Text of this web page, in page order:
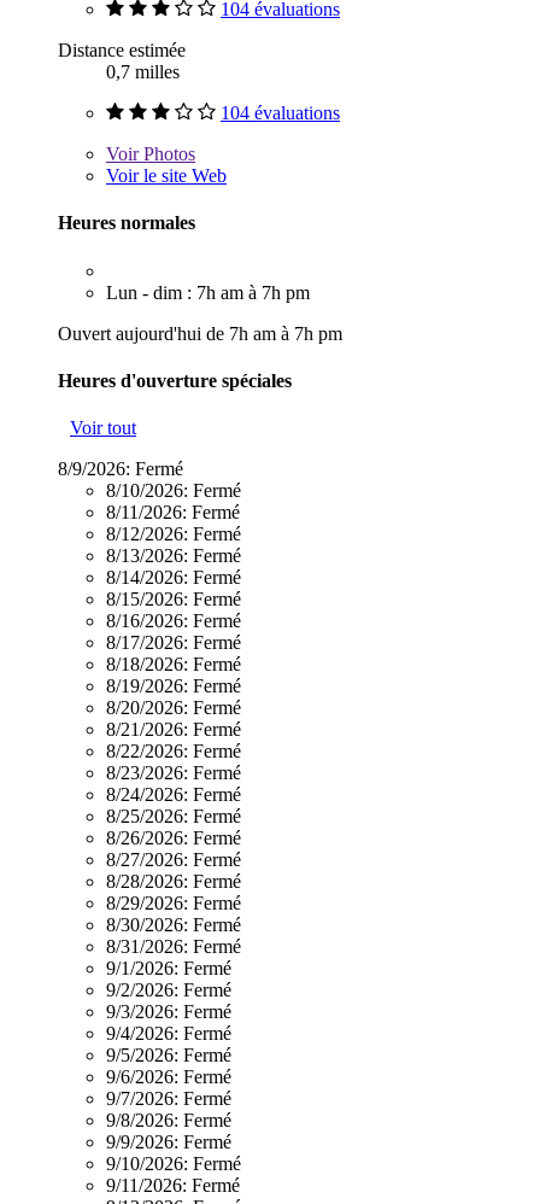
104 évaluations
Distance estimée
0,7 milles
104 évaluations
VoirPhotos
Voir le site Web
Heures normales
Lun - dim : 7h am à 7h pm
Ouvert aujourd'hui de 7h am à 7h pm
Heures d'ouverture spéciales
Voir tout
8/9/2026: Fermé
8/10/2026: Fermé
8/11/2026: Fermé
8/12/2026: Fermé
8/13/2026: Fermé
8/14/2026: Fermé
8/15/2026: Fermé
8/16/2026: Fermé
8/17/2026: Fermé
8/18/2026: Fermé
8/19/2026: Fermé
8/20/2026: Fermé
8/21/2026: Fermé
8/22/2026: Fermé
8/23/2026: Fermé
8/24/2026: Fermé
8/25/2026: Fermé
8/26/2026: Fermé
8/27/2026: Fermé
8/28/2026: Fermé
8/29/2026: Fermé
8/30/2026: Fermé
8/31/2026: Fermé
9/1/2026: Fermé
9/2/2026: Fermé
9/3/2026: Fermé
9/4/2026: Fermé
9/5/2026: Fermé
9/6/2026: Fermé
9/7/2026: Fermé
9/8/2026: Fermé
9/9/2026: Fermé
9/10/2026: Fermé
9/11/2026: Fermé